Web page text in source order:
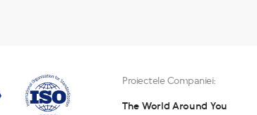
Proiectele Companiei:
The World Around You